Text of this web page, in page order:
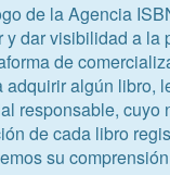
Zedrig; A. I. Carril
Salas, Nidia Alejandra;
Luis Antonio; Jorquera,
Hernández, Jordan
de la Agencia
y dar visibilidad a la
de
adquirir algún libro,
responsable, cuyo
de cada libro
su